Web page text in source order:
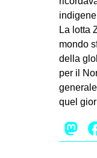
La lotta
mondo
della
per il
quel